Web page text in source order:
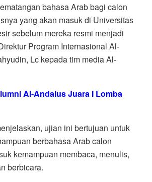
bahasa Arab bagi calon
yang akan masuk di Universitas
sebelum mereka resmi menjadi
Program Internasional Al-
Lc kepada tim media Al-
Al-Andalus Juara I Lomba
ujian ini bertujuan untuk
berbahasa Arab calon
kemampuan membaca, menulis,
berbicara.